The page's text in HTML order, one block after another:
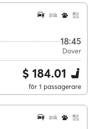
18:45
Dover
$ 184.01
för 1 passagerare